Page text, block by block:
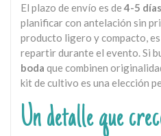
El plazo de envío es de4-5
planificar con antelación sin
producto ligero y compacto,
repartir durante el evento. Si
bodaque combinen
kit de cultivo es una elección
Un detalle que